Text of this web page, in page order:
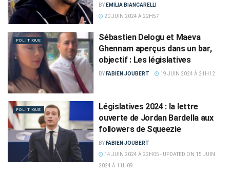
BY EMILIA BIANCARELLI
20 JUIN 2024 À 22H57
POLITIQUE
Sébastien Delogu et Maeva
Ghennam aperçus dans un bar,
objectif : Les législatives
BY FABIEN JOUBERT 19 JUIN 2024 À 21H12
POLITIQUE
Législatives 2024 : la lettre
ouverte de Jordan Bardella aux
followers de Squeezie
BY FABIEN JOUBERT
14 JUIN 2024 À 22H05 - UPDATED ON 15 JUIN
2024 À 11H09